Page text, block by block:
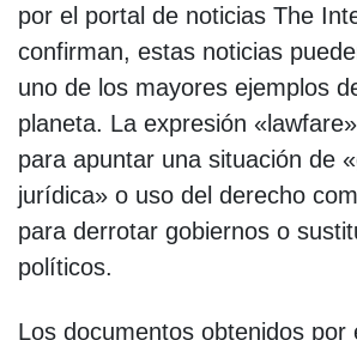
por el portal de noticias The
confirman, estas noticias
uno de los mayores ejemplos
planeta. La expresión
para apuntar una situación de
jurídica» o uso del derecho
para derrotar gobiernos o
políticos.
Los documentos obtenidos por